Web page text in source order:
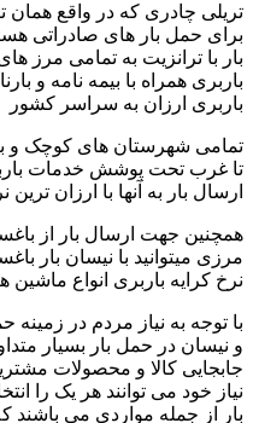
تریلی چادری که در واقع همان
برای حمل بار های صادراتی
بار با ترانزیت به تمامی مرز
باربری همراه با بیمه نامه و
باربری ارزان به سراسر کشور
تمامی شهرستان های کوچک و
تا غرب تحت پوشش خدمات
ارسال بار به آنها با ارزان
همچنین جهت ارسال بار از
مرزی میتوانید با نیسان بار
نرخ کرایه باربری انواع ماشین
با توجه به نیاز مردم در زمینه
و نیسان در حمل بار بسیار
جابجایی کالا و محصولات
نیاز خود می توانند هر یک را
بار از جمله مواردی می باشند